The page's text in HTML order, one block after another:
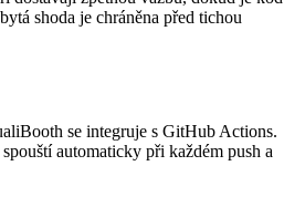
shoda je chráněna před tichou
se integruje s GitHub Actions.
automaticky při každém push a